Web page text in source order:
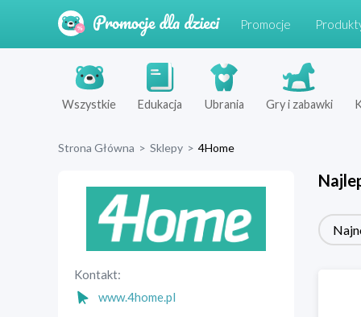
Promocje
Wszystkie Edukacja Ubrania Gry i zabawki
Strona Główna > Sklepy > 4Home
Kontakt:
www.4home.pl